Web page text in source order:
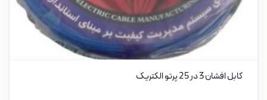
کابل افشان 3 در 25 پرتو الکتریک